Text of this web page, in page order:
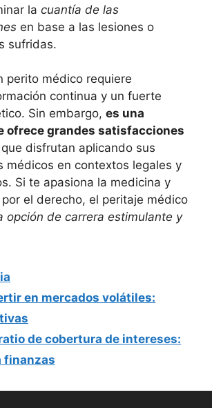
la cuantía de las
en base a las lesiones o
sufridas.
perito médico requiere
continua y un fuerte
Sin embargo, es una
ofrece grandes satisfacciones
disfrutan aplicando sus
médicos en contextos legales y
Si te apasiona la medicina y
el derecho, el peritaje médico
opción de carrera estimulante y
en mercados volátiles:
de cobertura de intereses:
finanzas